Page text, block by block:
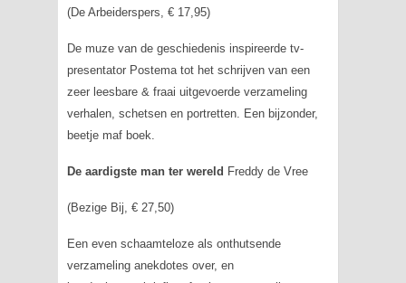
(De Arbeiderspers, € 17,95)
De muze van de geschiedenis inspireerde tv-
presentator Postema tot het schrijven van een
zeer leesbare & fraai uitgevoerde verzameling
verhalen, schetsen en portretten. Een bijzonder,
beetje maf boek.
De aardigste man ter wereld Freddy de Vree
(Bezige Bij, € 27,50)
Een even schaamteloze als onthutsende
verzameling anekdotes over, en